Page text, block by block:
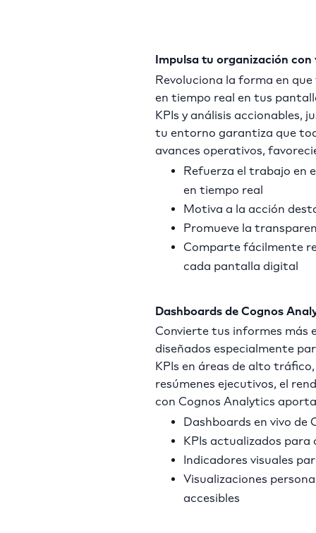
Impulsa tu organización
Revoluciona la forma en
en tiempo real en tus
KPIs y análisis accionables,
tu entorno garantiza que
avances operativos,
Refuerza el trabajo en
en tiempo real
Motiva a la acción
Promueve la
Comparte fácilmente
cada pantalla digital
Dashboards de Cognos
Convierte tus informes más
diseñados especialmente
KPIs en áreas de alto
resúmenes ejecutivos, el
con Cognos Analytics
Dashboards en vivo de
KPIs actualizados
Indicadores visuales
Visualizaciones
accesibles